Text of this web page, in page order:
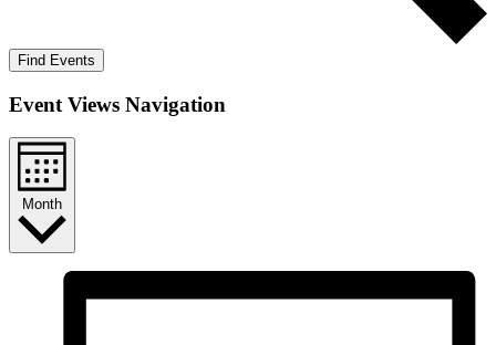
Find Events
Event Views Navigation
Month